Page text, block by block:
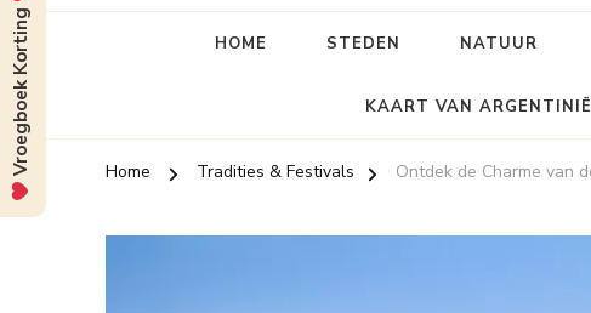
HOME STEDEN NATUUR
KAART VAN ARGENTINIË
Home Tradities & Festivals Ontdek de Charme van
Vroegboek Korting